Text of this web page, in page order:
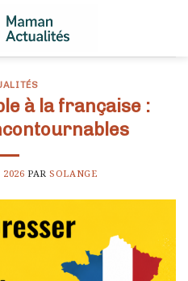
à la française :
2026 PARSOLANGE